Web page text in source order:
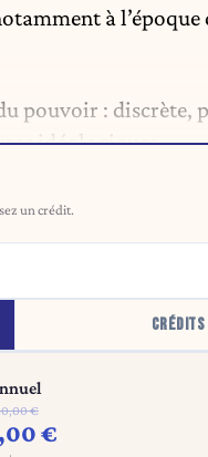
à
pouvoir : discrète,
idéologiques.
un crédit.
CRÉDITS
€
€